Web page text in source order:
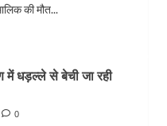
की मौत...
में धड़ल्ले से बेची जा रही
0